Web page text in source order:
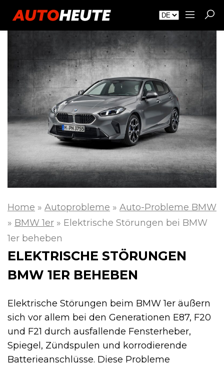
Home » Autoprobleme » Auto-Probleme BMW
» BMW 1er » Elektrische Störungen bei BMW
1er beheben
ELEKTRISCHE STÖRUNGEN
BMW 1ER BEHEBEN
Elektrische Störungen beim BMW 1er äußern
sich vor allem bei den Generationen E87, F20
und F21 durch ausfallende Fensterheber,
Spiegel, Zündspulen und korrodierende
Batterieanschlüsse. Diese Probleme